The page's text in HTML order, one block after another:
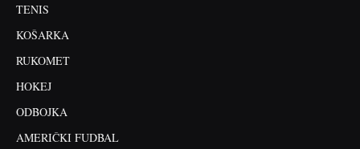
TENIS
KOŠARKA
RUKOMET
HOKEJ
ODBOJKA
AMERIČKI FUDBAL